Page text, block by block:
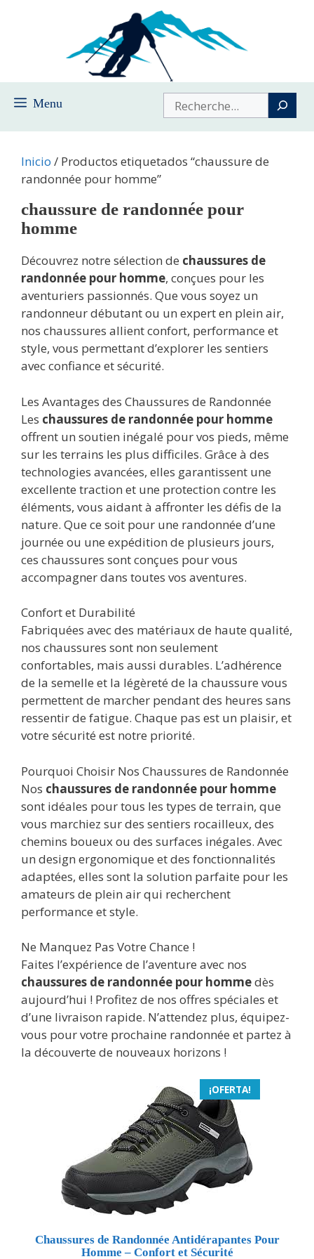
Menu Buscar
Inicio / Productos etiquetados “chaussure de
randonnée pour homme”
chaussure de randonnée pour
homme
Découvrez notre sélection de chaussures de
randonnée pour homme, conçues pour les
aventuriers passionnés. Que vous soyez un
randonneur débutant ou un expert en plein air,
nos chaussures allient confort, performance et
style, vous permettant d’explorer les sentiers
avec confiance et sécurité.
Les Avantages des Chaussures de Randonnée
Les chaussures de randonnée pour homme
offrent un soutien inégalé pour vos pieds, même
sur les terrains les plus difficiles. Grâce à des
technologies avancées, elles garantissent une
excellente traction et une protection contre les
éléments, vous aidant à affronter les défis de la
nature. Que ce soit pour une randonnée d’une
journée ou une expédition de plusieurs jours,
ces chaussures sont conçues pour vous
accompagner dans toutes vos aventures.
Confort et Durabilité
Fabriquées avec des matériaux de haute qualité,
nos chaussures sont non seulement
confortables, mais aussi durables. L’adhérence
de la semelle et la légèreté de la chaussure vous
permettent de marcher pendant des heures sans
ressentir de fatigue. Chaque pas est un plaisir, et
votre sécurité est notre priorité.
Pourquoi Choisir Nos Chaussures de Randonnée
Nos chaussures de randonnée pour homme
sont idéales pour tous les types de terrain, que
vous marchiez sur des sentiers rocailleux, des
chemins boueux ou des surfaces inégales. Avec
un design ergonomique et des fonctionnalités
adaptées, elles sont la solution parfaite pour les
amateurs de plein air qui recherchent
performance et style.
Ne Manquez Pas Votre Chance !
Faites l’expérience de l’aventure avec nos
chaussures de randonnée pour hommedès
aujourd’hui ! Profitez de nos offres spéciales et
d’une livraison rapide. N’attendez plus, équipez-
vous pour votre prochaine randonnée et partez à
la découverte de nouveaux horizons !
¡OFERTA!
Chaussures de Randonnée Antidérapantes Pour
Homme – Confort et Sécurité